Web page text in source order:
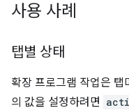
사용 사례
탭별 상태
확장 프로그램 작업은 탭
의 값을 설정하려면